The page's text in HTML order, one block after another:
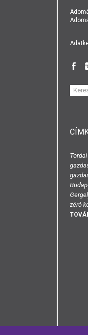
zéró